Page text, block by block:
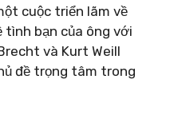
cuộc triển lãm về
tình bạn của ông với
và Kurt Weill
đề trọng tâm trong